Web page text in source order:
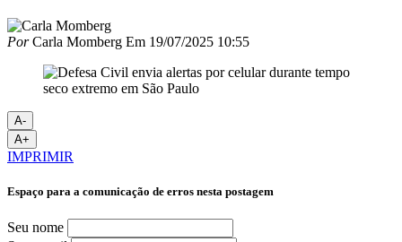
PorCarla Momberg Em 19/07/2025 10:55
A-
A+
IMPRIMIR
Espaço para a comunicação de erros nesta postagem
Seu nome